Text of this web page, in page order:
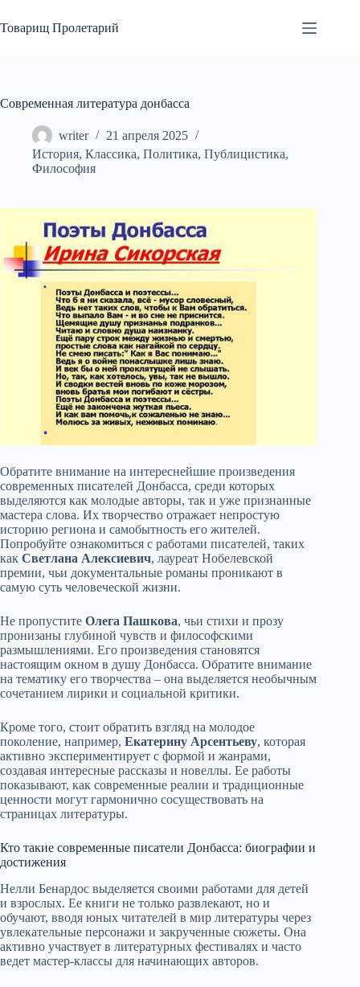
к
сути
Товарищ Пролетарий
Современная литература донбасса
writer
21 апреля 2025
История, Классика, Политика, Публицистика,
Философия
Обратите внимание на интереснейшие произведения
современных писателей Донбасса, среди которых
выделяются как молодые авторы, так и уже признанные
мастера слова. Их творчество отражает непростую
историю региона и самобытность его жителей.
Попробуйте ознакомиться с работами писателей, таких
как Светлана Алексиевич, лауреат Нобелевской
премии, чьи документальные романы проникают в
самую суть человеческой жизни.
Не пропустите Олега Пашкова, чьи стихи и прозу
пронизаны глубиной чувств и философскими
размышлениями. Его произведения становятся
настоящим окном в душу Донбасса. Обратите внимание
на тематику его творчества – она выделяется необычным
сочетанием лирики и социальной критики.
Кроме того, стоит обратить взгляд на молодое
поколение, например, Екатерину Арсентьеву, которая
активно экспериментирует с формой и жанрами,
создавая интересные рассказы и новеллы. Ее работы
показывают, как современные реалии и традиционные
ценности могут гармонично сосуществовать на
страницах литературы.
Кто такие современные писатели Донбасса: биографии и
достижения
Нелли Бенардос выделяется своими работами для детей
и взрослых. Ее книги не только развлекают, но и
обучают, вводя юных читателей в мир литературы через
увлекательные персонажи и закрученные сюжеты. Она
активно участвует в литературных фестивалях и часто
ведет мастер-классы для начинающих авторов.